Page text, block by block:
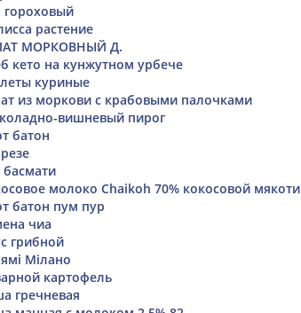
гороховый
растение
МОРКОВНЫЙ Д.
кето на кунжутном урбече
куриные
из моркови с крабовыми палочками
вишневый пирог
батон
басмати
молоко Chaikoh 70% кокосовой мякоти
батон пум пур
чиа
грибной
Мілано
картофель
гречневая